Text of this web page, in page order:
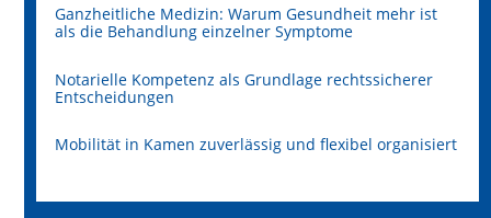
Ganzheitliche Medizin: Warum Gesundheit mehr ist
als die Behandlung einzelner Symptome
Notarielle Kompetenz als Grundlage rechtssicherer
Entscheidungen
Mobilität in Kamen zuverlässig und flexibel organisiert